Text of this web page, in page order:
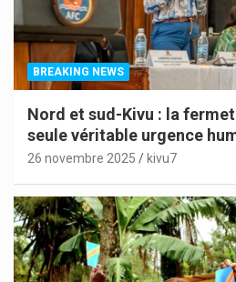
BREAKING NEWS
Nord et sud-Kivu : la
seule véritable urgence
26 novembre 2025 kivu7